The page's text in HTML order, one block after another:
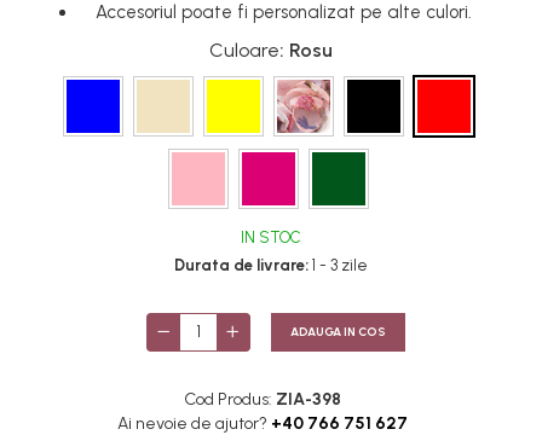
Accesoriul poate fi personalizat pe alte culori.
Culoare: Rosu
IN STOC
Durata de livrare: 1 - 3 zile
ADAUGA IN COS
Cod Produs: ZIA-398
Ai nevoie de ajutor? +40 766 751 627